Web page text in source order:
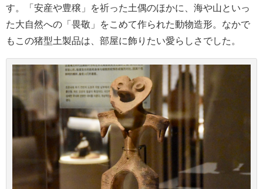
す。「安産や豊穣」を祈った土偶のほかに、海や山といっ
た大自然への「畏敬」をこめて作られた動物造形。なかで
もこの猪型土製品は、部屋に飾りたい愛らしさでした。